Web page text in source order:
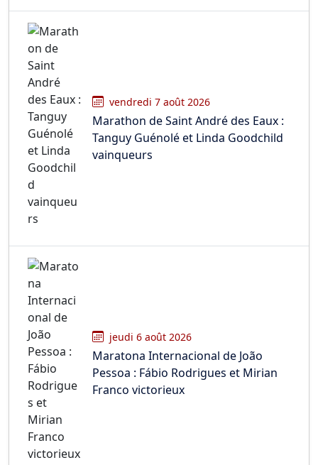
vendredi 7 août 2026
Marathon de Saint André des Eaux :
Tanguy Guénolé et Linda Goodchild
vainqueurs
jeudi 6 août 2026
Maratona Internacional de João
Pessoa : Fábio Rodrigues et Mirian
Franco victorieux